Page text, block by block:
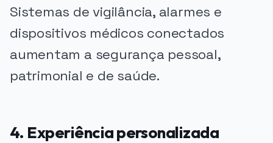
Sistemas de vigilância, alarmes e
dispositivos médicos conectados
aumentam a segurança pessoal,
patrimonial e de saúde.
4. Experiência personalizada